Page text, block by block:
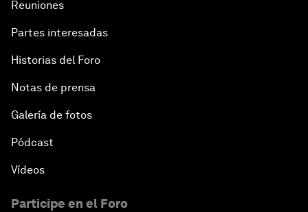
Reuniones
Partes interesadas
Historias del Foro
Notas de prensa
Galería de fotos
Pódcast
Vídeos
Participe en el Foro